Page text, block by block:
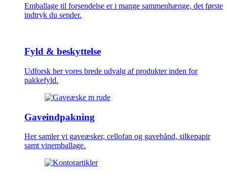
Emballage til forsendelse er i mange sammenhænge, det første
indtryk du sender.
Fyld & beskyttelse
Udforsk her vores brede udvalg af produkter inden for
pakkefyld.
Gaveindpakning
Her samler vi gaveæsker, cellofan og gavebånd, silkepapir
samt vinemballage.